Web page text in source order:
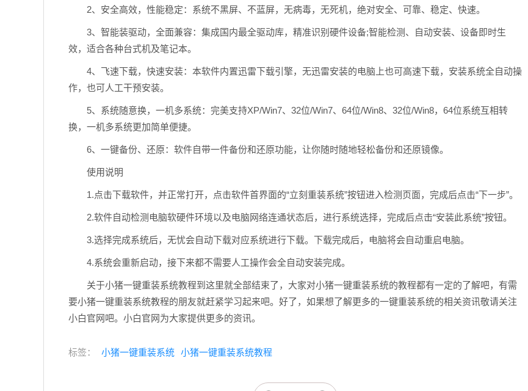
2、安全高效，性能稳定：系统不黑屏、不蓝屏，无病毒，无死机，绝对安全、可靠、稳定、快速。
3、智能装驱动，全面兼容：集成国内最全驱动库，精准识别硬件设备;智能检测、自动安装、设备即时生
效，适合各种台式机及笔记本。
4、飞速下载，快速安装：本软件内置迅雷下载引擎，无迅雷安装的电脑上也可高速下载，安装系统全自动操
作，也可人工干预安装。
5、系统随意换，一机多系统：完美支持XP/Win7、32位/Win7、64位/Win8、32位/Win8，64位系统互相转
换，一机多系统更加简单便捷。
6、一键备份、还原：软件自带一件备份和还原功能，让你随时随地轻松备份和还原镜像。
使用说明
1.点击下载软件，并正常打开，点击软件首界面的“立刻重装系统”按钮进入检测页面，完成后点击“下一步”。
2.软件自动检测电脑软硬件环境以及电脑网络连通状态后，进行系统选择，完成后点击“安装此系统”按钮。
3.选择完成系统后，无忧会自动下载对应系统进行下载。下载完成后，电脑将会自动重启电脑。
4.系统会重新启动，接下来都不需要人工操作会全自动安装完成。
关于小猪一键重装系统教程到这里就全部结束了，大家对小猪一键重装系统的教程都有一定的了解吧，有需
要小猪一键重装系统教程的朋友就赶紧学习起来吧。好了，如果想了解更多的一键重装系统的相关资讯敬请关注
小白官网吧。小白官网为大家提供更多的资讯。
标签： 小猪一键重装系统 小猪一键重装系统教程